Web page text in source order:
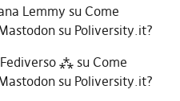
Lemmy su Come
su Poliversity.it?
⁂su Come
su Poliversity.it?